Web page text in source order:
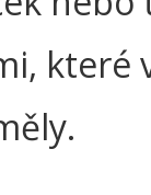
které